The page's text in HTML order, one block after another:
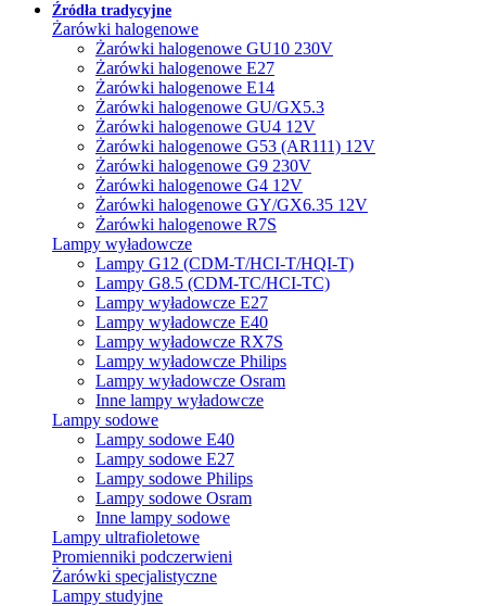
Źródła tradycyjne
Żarówki halogenowe
Żarówki halogenowe GU10 230V
Żarówki halogenowe E27
Żarówki halogenowe E14
Żarówki halogenowe GU/GX5.3
Żarówki halogenowe GU4 12V
Żarówki halogenowe G53 (AR111) 12V
Żarówki halogenowe G9 230V
Żarówki halogenowe G4 12V
Żarówki halogenowe GY/GX6.35 12V
Żarówki halogenowe R7S
Lampy wyładowcze
Lampy G12 (CDM-T/HCI-T/HQI-T)
Lampy G8.5 (CDM-TC/HCI-TC)
Lampy wyładowcze E27
Lampy wyładowcze E40
Lampy wyładowcze RX7S
Lampy wyładowcze Philips
Lampy wyładowcze Osram
Inne lampy wyładowcze
Lampy sodowe
Lampy sodowe E40
Lampy sodowe E27
Lampy sodowe Philips
Lampy sodowe Osram
Inne lampy sodowe
Lampy ultrafioletowe
Promienniki podczerwieni
Żarówki specjalistyczne
Lampy studyjne